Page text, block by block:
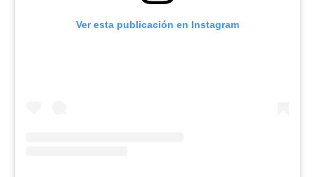
Ver esta publicación en Instagram